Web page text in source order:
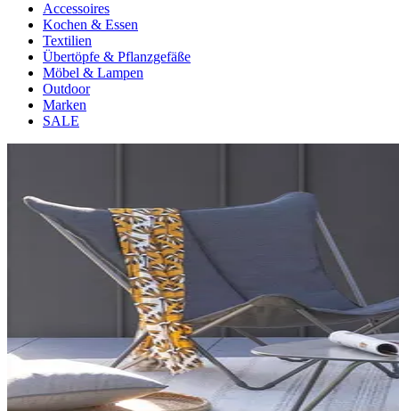
Accessoires
Kochen & Essen
Textilien
Übertöpfe & Pflanzgefäße
Möbel & Lampen
Outdoor
Marken
SALE